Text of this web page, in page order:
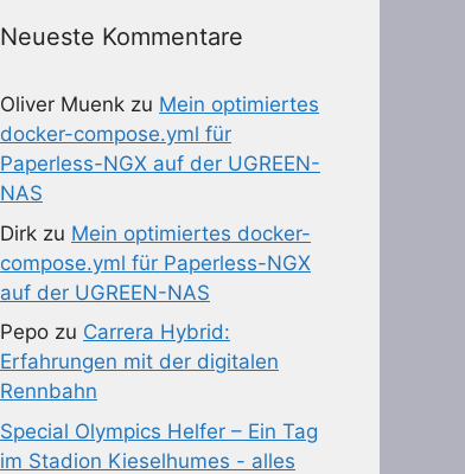
Neueste Kommentare
Oliver Muenk zu Mein optimiertes
docker-compose.yml für
Paperless-NGX auf der UGREEN-
NAS
Dirk zu Mein optimiertes docker-
compose.yml für Paperless-NGX
auf der UGREEN-NAS
Pepo zu Carrera Hybrid:
Erfahrungen mit der digitalen
Rennbahn
Special Olympics Helfer – Ein Tag
im Stadion Kieselhumes - alles